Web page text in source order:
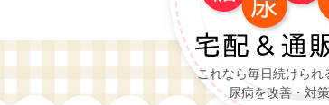
これなら毎日続けられ
尿病を改善・対